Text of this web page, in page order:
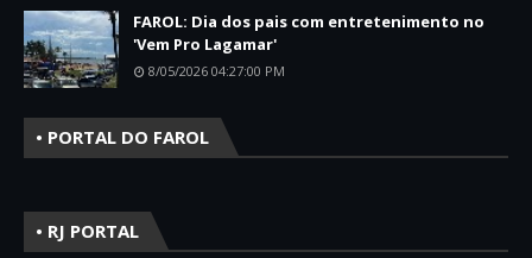
FAROL: Dia dos pais com entretenimento no
'Vem Pro Lagamar'
8/05/2026 04:27:00 PM
• PORTAL DO FAROL
• RJ PORTAL